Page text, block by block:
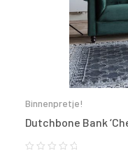
Binnenpretje!
Dutchbone Bank